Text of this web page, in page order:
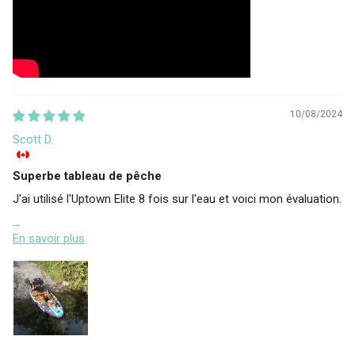
10/08/2024
Scott D.
Superbe tableau de pêche
J'ai utilisé l'Uptown Elite 8 fois sur l'eau et voici mon évaluation.
...
En savoir plus